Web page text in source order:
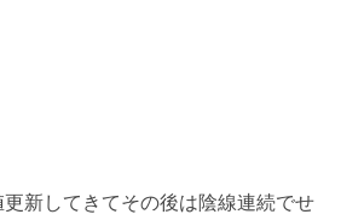
新してきてその後は陰線連続でせ